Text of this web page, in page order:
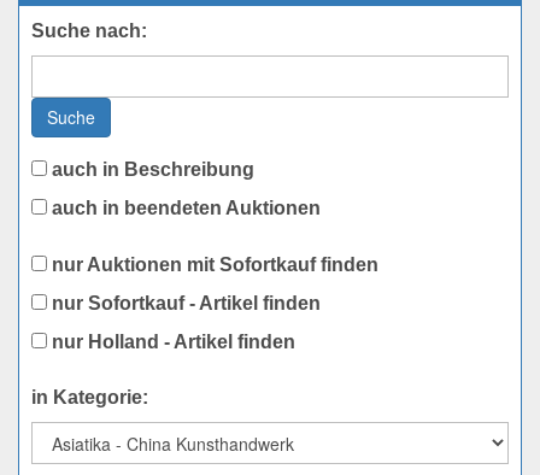
Suche nach:
Suche
auch in Beschreibung
auch in beendeten Auktionen
nur Auktionen mit Sofortkauf finden
nur Sofortkauf - Artikel finden
nur Holland - Artikel finden
in Kategorie: